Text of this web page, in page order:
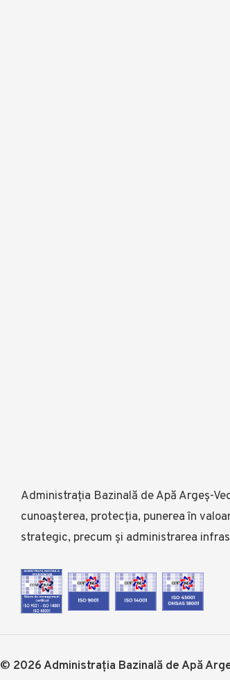
Administrația Bazinală de Apă Argeș-
cunoașterea, protecția, punerea în
strategic, precum și administrarea
© 2026 Administrația Bazinală de Apă